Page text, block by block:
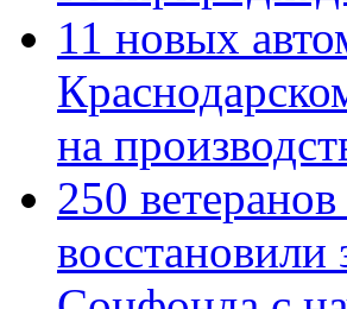
11 новых
на
250
восстановили